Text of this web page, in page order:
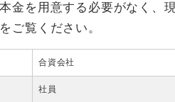
金を用意する必要がなく、
ご覧ください。
合資会社
社員